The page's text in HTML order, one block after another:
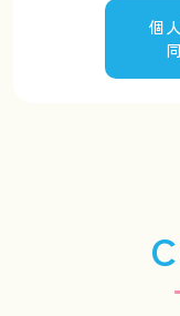
人を識別でき
ものを指します
利⽤する場合
らの同意を得
お問い合わ
個